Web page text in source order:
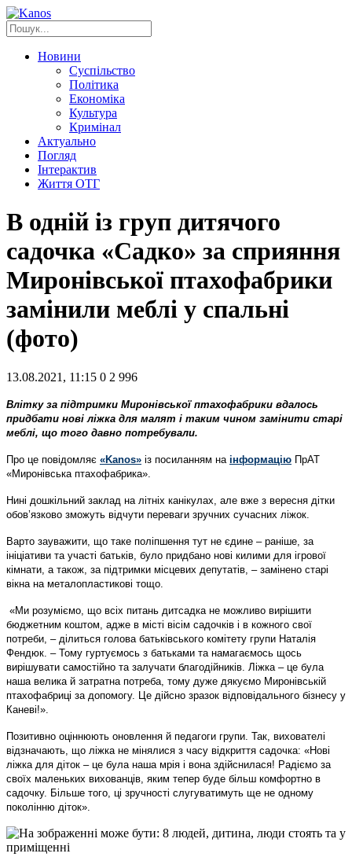
Новини
Суспільство
Політика
Економіка
Культура
Кримінал
Актуально
Погляд
Інтерактив
Життя ОТГ
В одній із груп дитячого
садочка «Садко» за сприяння
Миронівської птахофабрики
замінили меблі у спальні
(фото)
13.08.2021, 11:15 0 2 996
Влітку за підтримки Миронівської птахофабрики вдалось
придбати нові ліжка для малят і таким чином замінити старі
меблі, що того давно потребували.
Про це повідомляє «Kanos» із посиланням на інформацію ПрАТ
«Миронівська птахофабрика».
Нині дошкільний заклад на літніх канікулах, але вже з вересня дітки
обов’язково зможуть відчути переваги зручних сучасних ліжок.
Варто зауважити, що таке поліпшення тут не єдине – раніше, за
ініціативи та участі батьків, було придбано нові килими для ігрової
кімнати, а також, за підтримки місцевих депутатів, – замінено старі
вікна на металопластикові тощо.
«Ми розуміємо, що всіх питань дитсадка не можливо вирішити
бюджетним коштом, адже в місті вісім садочків і в кожного свої
потреби, – ділиться голова батьківського комітету групи Наталія
Фендюк. – Тому гуртуємось з батьками та намагаємось щось
вирішувати самостійно та залучати благодійників. Ліжка – це була
наша велика й затратна потреба, тому дуже дякуємо Миронівській
птахофабриці за допомогу. Це дійсно зразок відповідального бізнесу у
Каневі!».
Позитивно оціннюють оновлення й педагоги групи. Так, вихователі
відзначають, що ліжка не мінялися з часу відкриття садочка: «Нові
ліжка для діток – це була наша мрія і вона здійснилася! Радіємо за
своїх маленьких вихованців, яким тепер буде більш комфортно в
садочку. Більше того, ці зручності слугуватимуть ще не одному
поколінню діток».